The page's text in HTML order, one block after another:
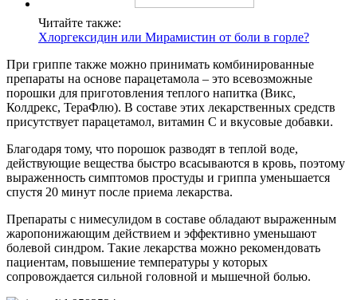
Читайте также:
Хлоргексидин или Мирамистин от боли в горле?
При гриппе также можно принимать комбинированные
препараты на основе парацетамола – это всевозможные
порошки для приготовления теплого напитка (Викс,
Колдрекс, ТераФлю). В составе этих лекарственных средств
присутствует парацетамол, витамин С и вкусовые добавки.
Благодаря тому, что порошок разводят в теплой воде,
действующие вещества быстро всасываются в кровь, поэтому
выраженность симптомов простуды и гриппа уменьшается
спустя 20 минут после приема лекарства.
Препараты с нимесулидом в составе обладают выраженным
жаропонижающим действием и эффективно уменьшают
болевой синдром. Такие лекарства можно рекомендовать
пациентам, повышение температуры у которых
сопровождается сильной головной и мышечной болью.